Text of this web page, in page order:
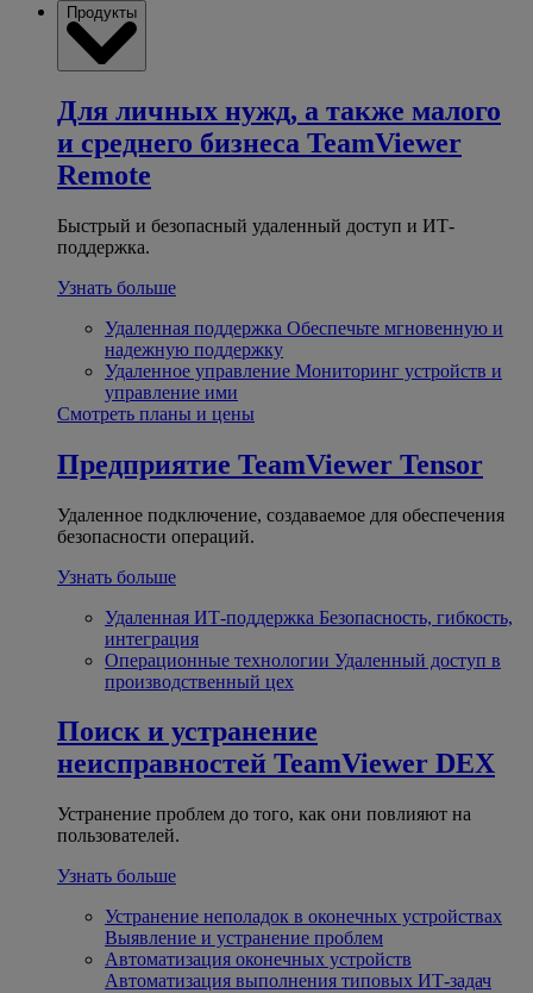
Продукты
Для личных нужд, а также малого
и среднего бизнеса TeamViewer
Remote
Быстрый и безопасный удаленный доступ и ИТ-
поддержка.
Узнать больше
Удаленная поддержка Обеспечьте мгновенную и
надежную поддержку
Удаленное управление Мониторинг устройств и
управление ими
Смотреть планы и цены
Предприятие TeamViewer Tensor
Удаленное подключение, создаваемое для обеспечения
безопасности операций.
Узнать больше
Удаленная ИТ-поддержка Безопасность, гибкость,
интеграция
Операционные технологии Удаленный доступ в
производственный цех
Поиск и устранение
неисправностей TeamViewer DEX
Устранение проблем до того, как они повлияют на
пользователей.
Узнать больше
Устранение неполадок в оконечных устройствах
Выявление и устранение проблем
Автоматизация оконечных устройств
Автоматизация выполнения типовых ИТ-задач